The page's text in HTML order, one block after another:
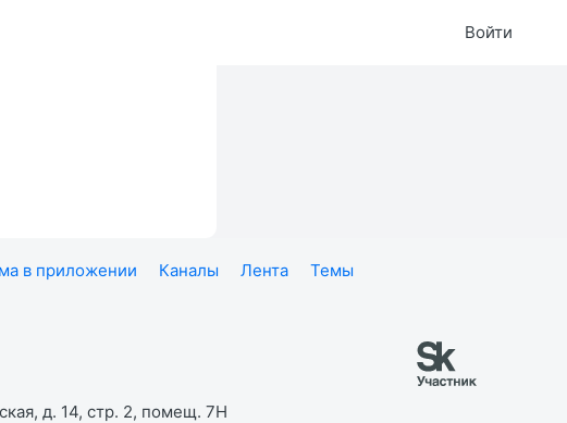
Войти
в приложении Каналы Лента
Темы
д. 14, стр. 2, помещ. 7Н